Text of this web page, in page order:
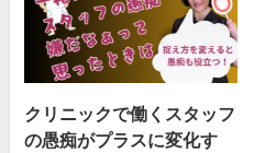
クリニックで働くスタッフ
の愚痴がプラスに変化す